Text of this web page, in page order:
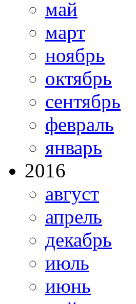
май
март
ноябрь
октябрь
сентябрь
февраль
январь
2016
август
апрель
декабрь
июль
июнь